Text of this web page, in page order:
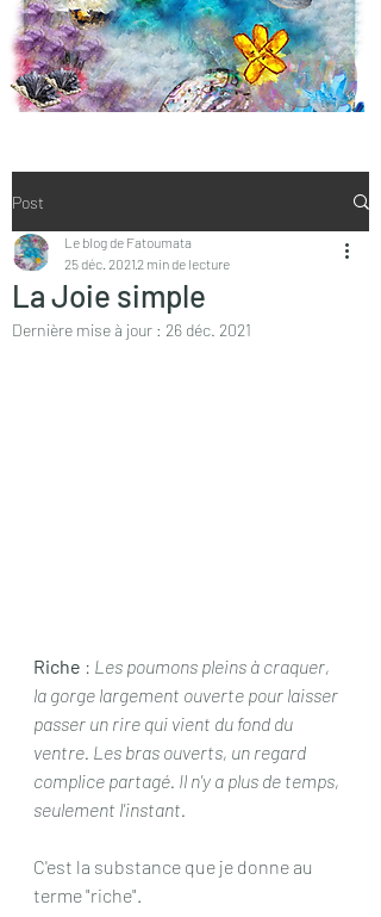
Post
La Joie simple
Le blog de Fatoumata
25 déc. 20212 min de lecture
Dernière mise à jour : 26 déc. 2021
Riche : Les poumons pleins à craquer,
la gorge largement ouverte pour laisser
passer un rire qui vient du fond du
ventre. Les bras ouverts, un regard
complice partagé. Il n'y a plus de temps,
seulement l'instant.
C'est la substance que je donne au
terme "riche".